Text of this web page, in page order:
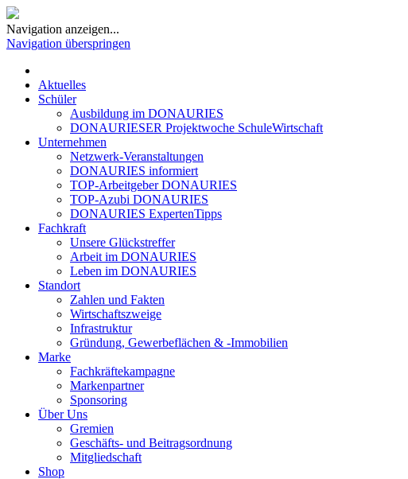
Navigation anzeigen...
Navigation überspringen
Aktuelles
Schüler
Ausbildung im DONAURIES
DONAURIESER Projektwoche SchuleWirtschaft
Unternehmen
Netzwerk-Veranstaltungen
DONAURIES informiert
TOP-Arbeitgeber DONAURIES
TOP-Azubi DONAURIES
DONAURIES ExpertenTipps
Fachkraft
Unsere Glückstreffer
Arbeit im DONAURIES
Leben im DONAURIES
Standort
Zahlen und Fakten
Wirtschaftszweige
Infrastruktur
Gründung, Gewerbeflächen & -Immobilien
Marke
Fachkräftekampagne
Markenpartner
Sponsoring
Über Uns
Gremien
Geschäfts- und Beitragsordnung
Mitgliedschaft
Shop